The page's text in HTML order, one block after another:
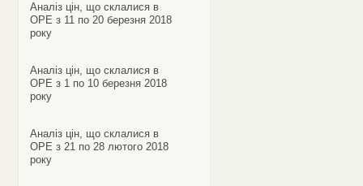
Аналіз цін, що склалися в
ОРЕ з 11 по 20 березня 2018
року
Аналіз цін, що склалися в
ОРЕ з 1 по 10 березня 2018
року
Аналіз цін, що склалися в
ОРЕ з 21 по 28 лютого 2018
року